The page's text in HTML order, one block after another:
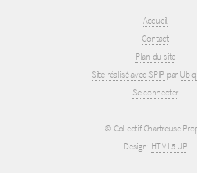
Accueil
Contact
Plan du site
Site réalisé avec SPIP par
Se connecter
© Collectif Chartreuse
Design: HTML5 UP